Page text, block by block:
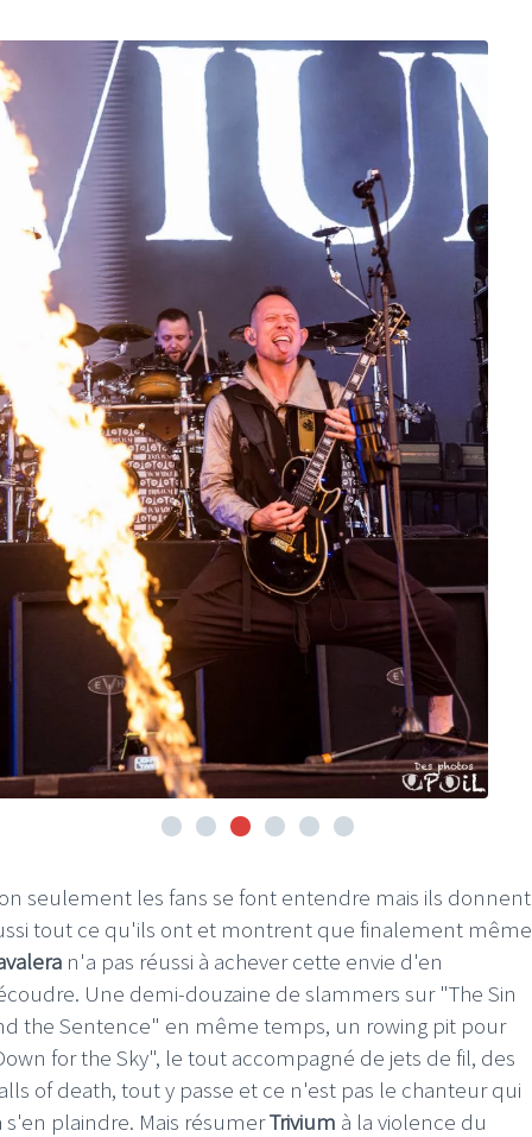
seulement les fans se font entendre mais ils donnent
tout ce qu'ils ont et montrent que finalement même
n'a pas réussi à achever cette envie d'en
Une demi-douzaine de slammers sur "The Sin
the Sentence" en même temps, un rowing pit pour
for the Sky", le tout accompagné de jets de fil, des
of death, tout y passe et ce n'est pas le chanteur qui
s'en plaindre. Mais résumerTrivium à la violence du